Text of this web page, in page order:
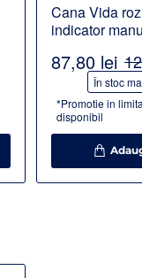
Cana Vida
indicator
În stoc
*Promotie in
disponibil
87,80 lei